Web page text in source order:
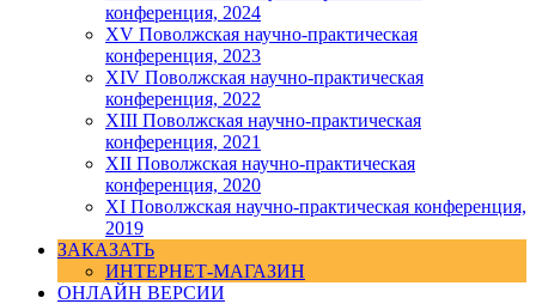
конференция, 2024
ХV Поволжская научно-практическая
конференция, 2023
ХIV Поволжская научно-практическая
конференция, 2022
ХIII Поволжская научно-практическая
конференция, 2021
ХII Поволжская научно-практическая
конференция, 2020
XI Поволжская научно-практическая конференция,
2019
ЗАКАЗАТЬ
ИНТЕРНЕТ-МАГАЗИН
ОНЛАЙН ВЕРСИИ